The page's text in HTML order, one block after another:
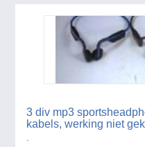
3 div mp3
kabels, werking niet